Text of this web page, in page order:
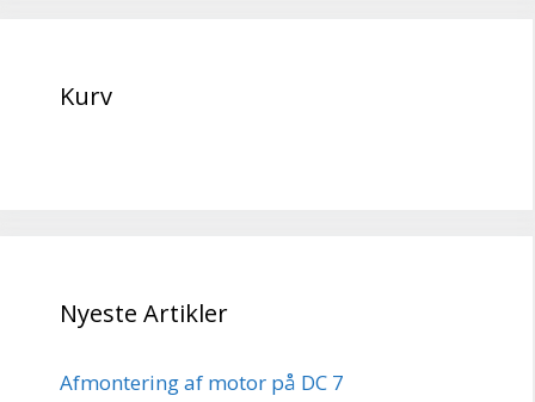
Kurv
Nyeste Artikler
Afmontering af motor på DC 7